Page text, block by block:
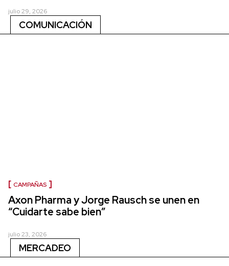
julio 29, 2026
COMUNICACIÓN
CAMPAÑAS
Axon Pharma y Jorge Rausch se unen en
“Cuidarte sabe bien”
julio 23, 2026
MERCADEO